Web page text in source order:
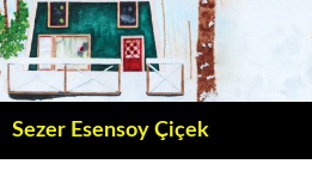
İçeriğe
atla
Sezer Esensoy Çiçek